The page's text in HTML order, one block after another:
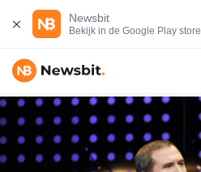
Newsbit
Bekijk in de Google Play store